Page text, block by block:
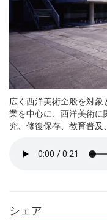
広く西洋美術全般を対
業を中心に、西洋美術
究、修復保存、教育普及
シェア